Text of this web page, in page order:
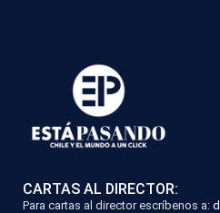
CARTAS AL DIRECTOR:
Para cartas al director escríbenos a: